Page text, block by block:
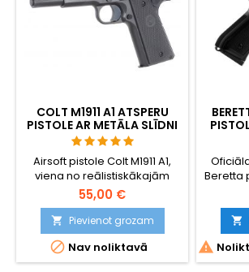
COLT M1911 A1 ATSPERU
PISTOLE AR METĀLA SLĪDNI
Airsoft pistole Colt M1911 A1,
viena no reālistiskākajām
atsperu replikām - jaudīga,
precīza, patīkama turēšanai
un viegli lietojama. BAXS
šaušanas sistēma liek BB
lidojuma laikā griezties, tāpēc
tiek panākta labāka
55,00 €
 Pievienot grozam
 Nav noliktavā
Beretta

